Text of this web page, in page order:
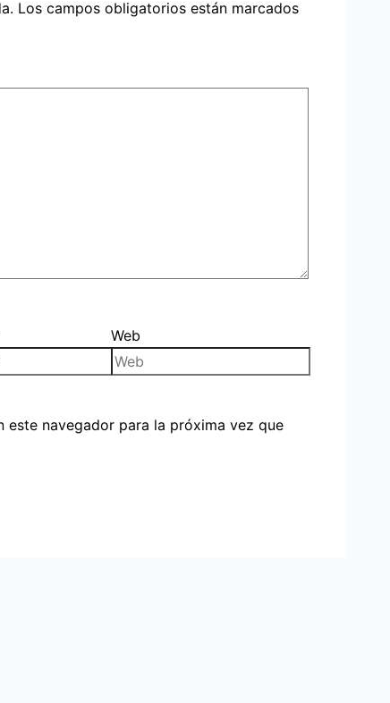
Los campos obligatorios están marcados
Web
navegador para la próxima vez que